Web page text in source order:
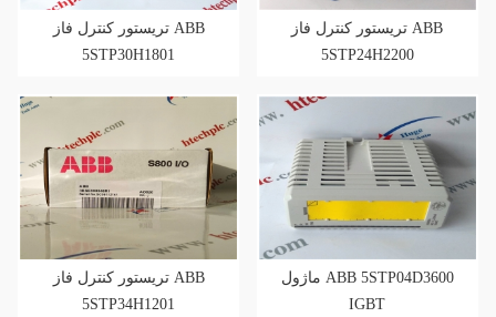
تریستور کنترل فاز ABB
5STP30H1801
تریستور کنترل فاز ABB
5STP24H2200
تریستور کنترل فاز ABB
5STP34H1201
ماژول ABB 5STP04D3600
IGBT